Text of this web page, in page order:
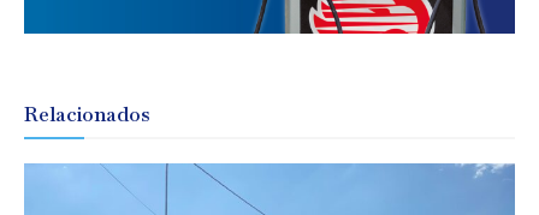
Relacionados